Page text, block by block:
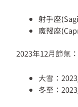
射手座
魔羯座
2023年12月節氣：
大雪：
冬至：